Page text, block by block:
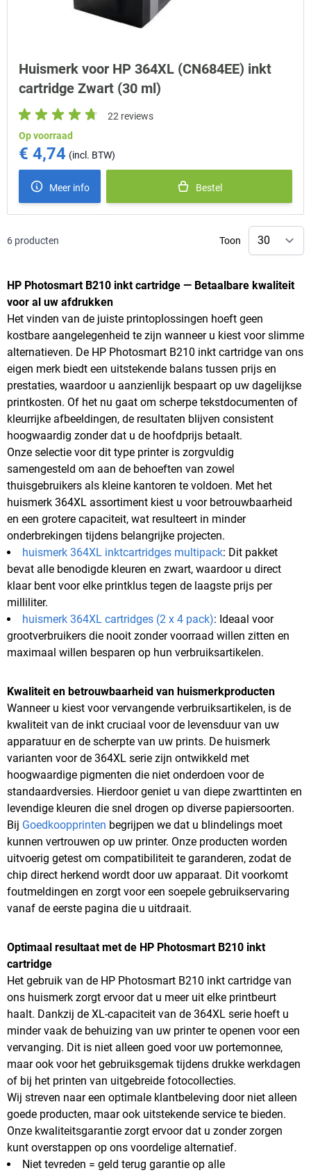
Huismerk voor HP 364XL (CN684EE) inkt
cartridge Zwart (30 ml)
22 reviews
Op voorraad
€ 4,74
Meer info Bestel
6 producten Toon
HP Photosmart B210 inkt cartridge — Betaalbare kwaliteit
voor al uw afdrukken
Het vinden van de juiste printoplossingen hoeft geen
kostbare aangelegenheid te zijn wanneer u kiest voor slimme
alternatieven. De HP Photosmart B210 inkt cartridge van ons
eigen merk biedt een uitstekende balans tussen prijs en
prestaties, waardoor u aanzienlijk bespaart op uw dagelijkse
printkosten. Of het nu gaat om scherpe tekstdocumenten of
kleurrijke afbeeldingen, de resultaten blijven consistent
hoogwaardig zonder dat u de hoofdprijs betaalt.
Onze selectie voor dit type printer is zorgvuldig
samengesteld om aan de behoeften van zowel
thuisgebruikers als kleine kantoren te voldoen. Met het
huismerk 364XL assortiment kiest u voor betrouwbaarheid
en een grotere capaciteit, wat resulteert in minder
onderbrekingen tijdens belangrijke projecten.
huismerk 364XL inktcartridges multipack: Dit pakket
bevat alle benodigde kleuren en zwart, waardoor u direct
klaar bent voor elke printklus tegen de laagste prijs per
milliliter.
huismerk 364XL cartridges (2 x 4 pack): Ideaal voor
grootverbruikers die nooit zonder voorraad willen zitten en
maximaal willen besparen op hun verbruiksartikelen.
Kwaliteit en betrouwbaarheid van huismerkproducten
Wanneer u kiest voor vervangende verbruiksartikelen, is de
kwaliteit van de inkt cruciaal voor de levensduur van uw
apparatuur en de scherpte van uw prints. De huismerk
varianten voor de 364XL serie zijn ontwikkeld met
hoogwaardige pigmenten die niet onderdoen voor de
standaardversies. Hierdoor geniet u van diepe zwarttinten en
levendige kleuren die snel drogen op diverse papiersoorten.
Bij Goedkoopprinten begrijpen we dat u blindelings moet
kunnen vertrouwen op uw printer. Onze producten worden
uitvoerig getest om compatibiliteit te garanderen, zodat de
chip direct herkend wordt door uw apparaat. Dit voorkomt
foutmeldingen en zorgt voor een soepele gebruikservaring
vanaf de eerste pagina die u uitdraait.
Optimaal resultaat met de HP Photosmart B210 inkt
cartridge
Het gebruik van de HP Photosmart B210 inkt cartridge van
ons huismerk zorgt ervoor dat u meer uit elke printbeurt
haalt. Dankzij de XL-capaciteit van de 364XL serie hoeft u
minder vaak de behuizing van uw printer te openen voor een
vervanging. Dit is niet alleen goed voor uw portemonnee,
maar ook voor het gebruiksgemak tijdens drukke werkdagen
of bij het printen van uitgebreide fotocollecties.
Wij streven naar een optimale klantbeleving door niet alleen
goede producten, maar ook uitstekende service te bieden.
Onze kwaliteitsgarantie zorgt ervoor dat u zonder zorgen
kunt overstappen op ons voordelige alternatief.
Niet tevreden = geld terug garantie op alle